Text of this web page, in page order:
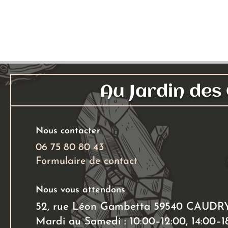
Au Jardin des
Nous contacter
06 75 80 80 43
Formulaire de contact
Nous vous attendons
52, rue Léon Gambetta 59540
Mardi au Samedi : 10:00–12:00,